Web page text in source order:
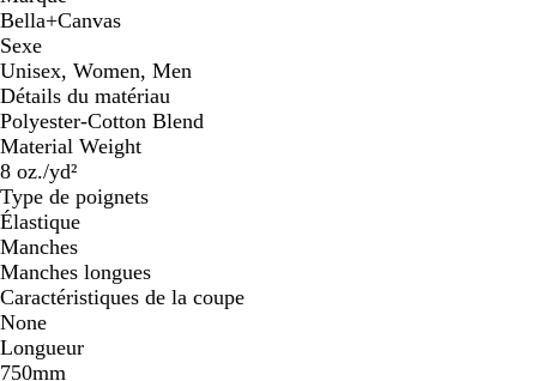
Bella+Canvas
Sexe
Unisex, Women, Men
Détails du matériau
Polyester-Cotton Blend
Material Weight
8 oz./yd²
Type de poignets
Élastique
Manches
Manches longues
Caractéristiques de la coupe
None
Longueur
750mm